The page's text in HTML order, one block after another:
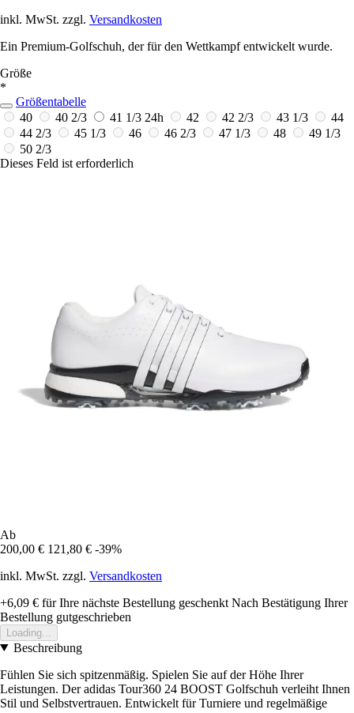
inkl. MwSt. zzgl. Versandkosten
Ein Premium-Golfschuh, der für den Wettkampf entwickelt wurde.
Größe
*
Größentabelle
40
40 2/3 41 1/3 24h 42 42 2/3 43 1/3
44
44 2/3
45 1/3 46 46 2/3 47 1/3 48
49 1/3
50 2/3
Dieses Feld ist erforderlich
Ab
200,00 € 121,80 € -39%
inkl. MwSt. zzgl. Versandkosten
+6,09 € für Ihre nächste Bestellung geschenkt Nach Bestätigung Ihrer
Bestellung gutgeschrieben
Loading...
Beschreibung
Fühlen Sie sich spitzenmäßig. Spielen Sie auf der Höhe Ihrer
Leistungen. Der adidas Tour360 24 BOOST Golfschuh verleiht Ihnen
Stil und Selbstvertrauen. Entwickelt für Turniere und regelmäßige